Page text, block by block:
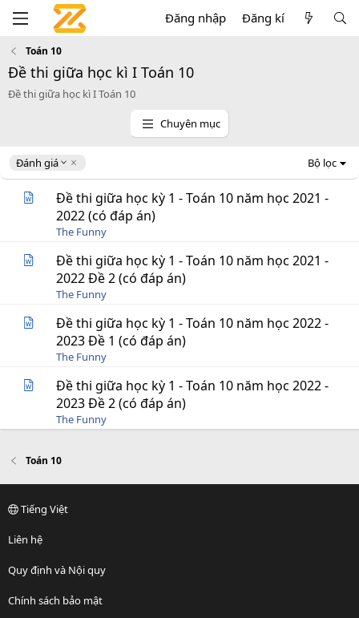
Đăng nhập Đăng kí
Toán 10
Đề thi giữa học kì I Toán 10
Đề thi giữa học kì I Toán 10
Chuyên mục
Đánh giá
D
e
Bộ lọc
Đề thi giữa học kỳ 1 - Toán 10 năm học 2021 -
2022 (có đáp án)
The Funny
Đề thi giữa học kỳ 1 - Toán 10 năm học 2021 -
2022 Đề 2 (có đáp án)
The Funny
Đề thi giữa học kỳ 1 - Toán 10 năm học 2022 -
2023 Đề 1 (có đáp án)
The Funny
Đề thi giữa học kỳ 1 - Toán 10 năm học 2022 -
2023 Đề 2 (có đáp án)
The Funny
Toán 10
Tiếng Việt
Liên hệ
Quy định và Nội quy
Chính sách bảo mật